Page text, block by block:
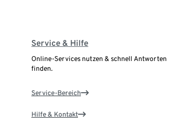
Service & Hilfe
Online-Services nutzen & schnell Antworten
finden.
Service-Bereich
Hilfe & Kontakt